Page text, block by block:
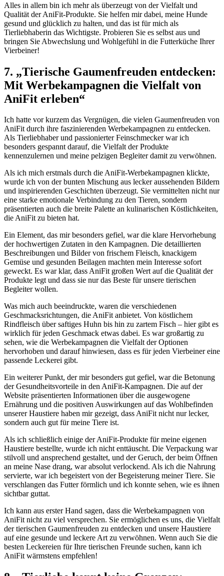
Alles ⁣in allem bin ich mehr als überzeugt von der Vielfalt und
⁣Qualität der AniFit-Produkte.⁤ Sie helfen mir ⁤dabei, ‍meine Hunde
gesund und glücklich‍ zu ⁤halten, und das ist für mich als
Tierliebhaberin das Wichtigste. Probieren Sie es selbst aus ‍und
bringen Sie Abwechslung und ⁤Wohlgefühl ‍in die Futterküche Ihrer
Vierbeiner!
7.⁢ „Tierische ‍Gaumenfreuden ​entdecken:
Mit Werbekampagnen die Vielfalt von
AniFit erleben“
Ich⁣ hatte vor kurzem ‌das Vergnügen,⁢ die vielen Gaumenfreuden von​
AniFit durch ihre faszinierenden⁣ Werbekampagnen zu ‌entdecken.
Als‌ Tierliebhaber und passionierter ⁤Feinschmecker war⁢ ich
besonders gespannt darauf, die ⁢Vielfalt ‌der ⁣Produkte
kennenzulernen und meine pelzigen Begleiter damit ‌zu ⁤verwöhnen.
Als ich‌ mich erstmals durch⁤ die AniFit-Werbekampagnen klickte,⁣
wurde ich ⁤von‍ der bunten Mischung‌ aus lecker aussehenden Bildern⁢
und inspirierenden ⁢Geschichten‍ überzeugt. Sie vermittelten nicht nur
‍eine starke emotionale Verbindung zu den Tieren, sondern
präsentierten⁣ auch die breite Palette ⁢an kulinarischen Köstlichkeiten,
die AniFit ​zu⁢ bieten hat.
Ein Element, das mir besonders gefiel, ⁣war die ‍klare Hervorhebung
der ⁢hochwertigen Zutaten in den ​Kampagnen. Die detaillierten
Beschreibungen und Bilder ‍von frischem Fleisch, knackigem
Gemüse und⁢ gesunden Beilagen ⁤machten mein⁤ Interesse⁢ sofort
geweckt. Es​ war ⁣klar, dass AniFit großen Wert auf ⁢die ‌Qualität der
Produkte legt​ und dass sie⁢ nur das ⁤Beste für unsere tierischen
Begleiter wollen.
Was mich auch beeindruckte, waren‍ die verschiedenen
Geschmacksrichtungen, die ​AniFit‍ anbietet. Von köstlichem
Rindfleisch über saftiges Huhn bis hin ⁣zu zartem Fisch – hier gibt ‌es
wirklich für jeden ‍Geschmack etwas dabei. Es⁣ war großartig zu
sehen, wie die Werbekampagnen die Vielfalt der Optionen
hervorhoben und darauf hinwiesen, ⁢dass es für jeden Vierbeiner eine
passende Leckerei gibt.
Ein weiterer Punkt, ​der mir ‍besonders gut gefiel, war die ⁤Betonung
der Gesundheitsvorteile in den⁢ AniFit-Kampagnen. Die​ auf ‌der
Website ⁤präsentierten ⁢Informationen ‍über die ausgewogene
Ernährung‌ und⁤ die positiven Auswirkungen auf das ‌Wohlbefinden
unserer Haustiere haben​ mir gezeigt, dass AniFit‌ nicht nur lecker, ​
sondern auch gut⁢ für meine Tiere ist.
Als ich schließlich einige der AniFit-Produkte‍ für meine⁢ eigenen
Haustiere bestellte, wurde ich nicht enttäuscht. Die Verpackung ⁣war
stilvoll ‍und ‌ansprechend‌ gestaltet,‍ und der‌ Geruch, der beim Öffnen
an ⁢meine⁢ Nase drang, ​war‍ absolut ​verlockend. Als ​ich die Nahrung
servierte, war ich begeistert von der Begeisterung meiner‌ Tiere. Sie
verschlangen das ‍Futter ​förmlich und ich konnte sehen, wie es ihnen
sichtbar guttat.
Ich kann aus erster‌ Hand sagen, dass die Werbekampagnen von⁢
AniFit nicht zu viel versprechen. ⁤Sie ermöglichen⁢ es uns, ​die Vielfalt
der tierischen‍ Gaumenfreuden zu entdecken und unsere Haustiere⁣
auf eine gesunde ⁢und⁢ leckere​ Art zu verwöhnen. Wenn auch⁤ Sie ​die
besten Leckereien für Ihre tierischen Freunde suchen, kann‌ ich‍
AniFit wärmstens empfehlen!